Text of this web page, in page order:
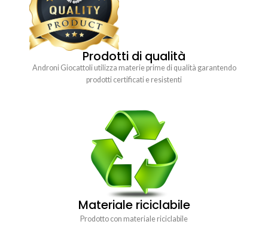
Prodotti di qualità
Androni Giocattoli utilizza materie prime di qualità garantendo
prodotti certificati e resistenti
Materiale riciclabile
Prodotto con materiale riciclabile